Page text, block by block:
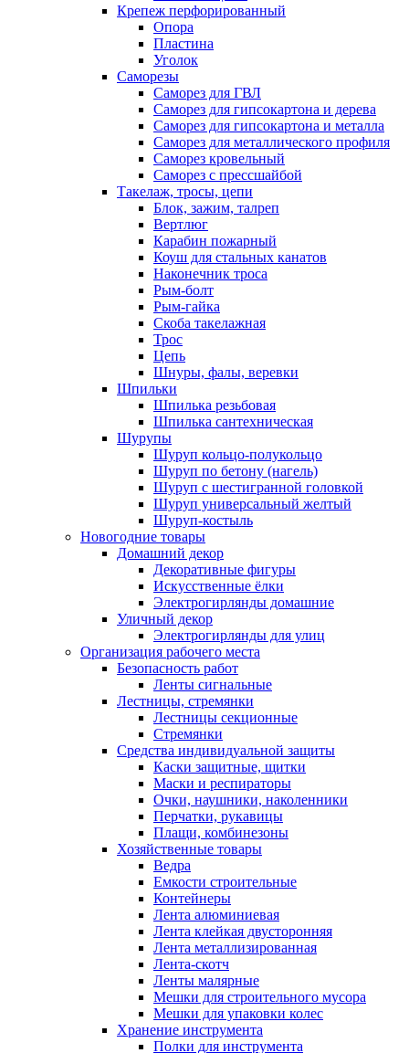
Крепеж перфорированный
Опора
Пластина
Уголок
Саморезы
Саморез для ГВЛ
Саморез для гипсокартона и дерева
Саморез для гипсокартона и металла
Саморез для металлического профиля
Саморез кровельный
Саморез с прессшайбой
Такелаж, тросы, цепи
Блок, зажим, талреп
Вертлюг
Карабин пожарный
Коуш для стальных канатов
Наконечник троса
Рым-болт
Рым-гайка
Скоба такелажная
Трос
Цепь
Шнуры, фалы, веревки
Шпильки
Шпилька резьбовая
Шпилька сантехническая
Шурупы
Шуруп кольцо-полукольцо
Шуруп по бетону (нагель)
Шуруп с шестигранной головкой
Шуруп универсальный желтый
Шуруп-костыль
Новогодние товары
Домашний декор
Декоративные фигуры
Искусственные ёлки
Электрогирлянды домашние
Уличный декор
Электрогирлянды для улиц
Организация рабочего места
Безопасность работ
Ленты сигнальные
Лестницы, стремянки
Лестницы секционные
Стремянки
Средства индивидуальной защиты
Каски защитные, щитки
Маски и респираторы
Очки, наушники, наколенники
Перчатки, рукавицы
Плащи, комбинезоны
Хозяйственные товары
Ведра
Емкости строительные
Контейнеры
Лента алюминиевая
Лента клейкая двусторонняя
Лента металлизированная
Лента-скотч
Ленты малярные
Мешки для строительного мусора
Мешки для упаковки колес
Хранение инструмента
Полки для инструмента